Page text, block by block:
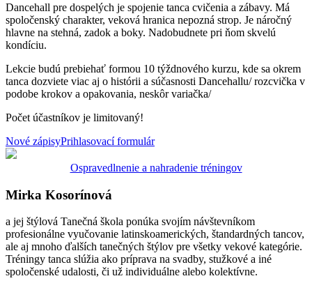
Dancehall pre dospelých je spojenie tanca cvičenia a zábavy. Má
spoločenský charakter, veková hranica nepozná strop. Je náročný
hlavne na stehná, zadok a boky. Nadobudnete pri ňom skvelú
kondíciu.
Lekcie budú prebiehať formou 10 týždnového kurzu, kde sa okrem
tanca dozviete viac aj o histórii a súčasnosti Dancehallu/ rozcvička v
podobe krokov a opakovania, neskôr variačka/
Počet účastníkov je limitovaný!
Nové zápisyPrihlasovací formulár
Ospravedlnenie a nahradenie tréningov
Mirka Kosorínová
a jej štýlová Tanečná škola ponúka svojím návštevníkom
profesionálne vyučovanie latinskoamerických, štandardných tancov,
ale aj mnoho ďalších tanečných štýlov pre všetky vekové kategórie.
Tréningy tanca slúžia ako príprava na svadby, stužkové a iné
spoločenské udalosti, či už individuálne alebo kolektívne.